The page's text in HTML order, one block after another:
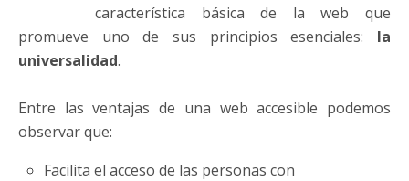
característica básica de la web que
promueve uno de sus principios esenciales: la
universalidad.
Entre las ventajas de una web accesible podemos
observar que:
Facilita el acceso de las personas con